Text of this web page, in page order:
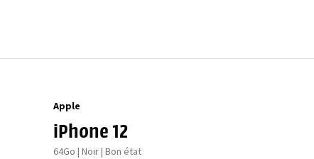
Apple
iPhone 12
64Go | Noir | Bon état